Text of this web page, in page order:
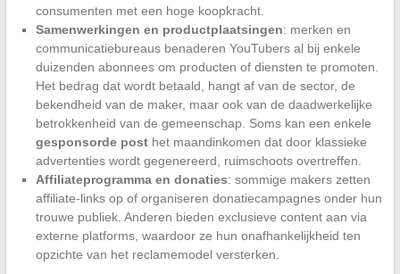
consumenten met een hoge koopkracht.
Samenwerkingen en productplaatsingen: merken en
communicatiebureaus benaderen YouTubers al bij enkele
duizenden abonnees om producten of diensten te promoten.
Het bedrag dat wordt betaald, hangt af van de sector, de
bekendheid van de maker, maar ook van de daadwerkelijke
betrokkenheid van de gemeenschap. Soms kan een enkele
gesponsorde posthet maandinkomen dat door klassieke
advertenties wordt gegenereerd, ruimschoots overtreffen.
Affiliateprogramma en donaties: sommige makers zetten
affiliate-links op of organiseren donatiecampagnes onder hun
trouwe publiek. Anderen bieden exclusieve content aan via
externe platforms, waardoor ze hun onafhankelijkheid ten
opzichte van het reclamemodel versterken.